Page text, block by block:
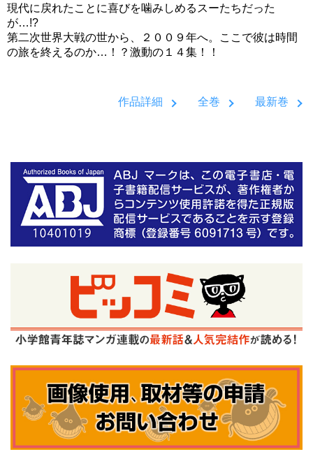
現代に戻れたことに喜びを噛みしめるスーたちだった
が…!?
第二次世界大戦の世から、２００９年へ。ここで彼は時間
の旅を終えるのか…！？激動の１４集！！
作品詳細 全巻 最新巻